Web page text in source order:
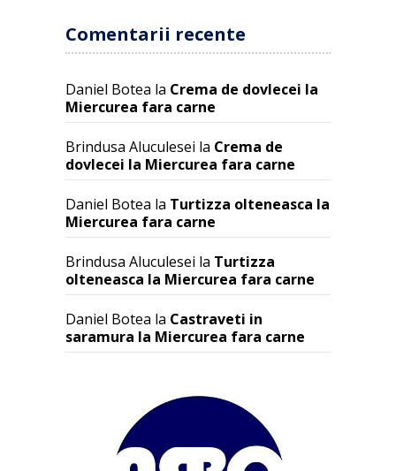
Comentarii recente
Daniel Botea la Crema de dovlecei la
Miercurea fara carne
Brindusa Aluculesei la Crema de
dovlecei la Miercurea fara carne
Daniel Botea la Turtizza olteneasca la
Miercurea fara carne
Brindusa Aluculesei la Turtizza
olteneasca la Miercurea fara carne
Daniel Botea la Castraveti in
saramura la Miercurea fara carne